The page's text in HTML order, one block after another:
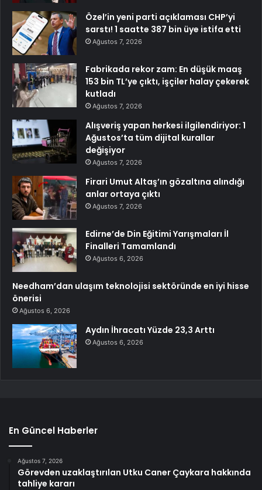
Özel’in yeni parti açıklaması CHP’yi
sarstı! 1 saatte 387 bin üye istifa etti
Ağustos 7, 2026
Fabrikada rekor zam: En düşük maaş
153 bin TL’ye çıktı, işçiler halay çekerek
kutladı
Ağustos 7, 2026
Alışveriş yapan herkesi ilgilendiriyor: 1
Ağustos’ta tüm dijital kurallar
değişiyor
Ağustos 7, 2026
Firari Umut Altaş’ın gözaltına alındığı
anlar ortaya çıktı
Ağustos 7, 2026
Edirne’de Din Eğitimi Yarışmaları İl
Finalleri Tamamlandı
Ağustos 6, 2026
Needham’dan ulaşım teknolojisi sektöründe en iyi hisse
önerisi
Ağustos 6, 2026
Aydın İhracatı Yüzde 23,3 Arttı
Ağustos 6, 2026
En Güncel Haberler
Ağustos 7, 2026
Görevden uzaklaştırılan Utku Caner Çaykara hakkında
tahliye kararı